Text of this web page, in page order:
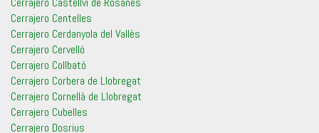
Cerrajero Centelles
Cerrajero Cerdanyola del Vallès
Cerrajero Cervelló
Cerrajero Collbató
Cerrajero Corbera de Llobregat
Cerrajero Cornellà de Llobregat
Cerrajero Cubelles
Cerrajero Dosrius